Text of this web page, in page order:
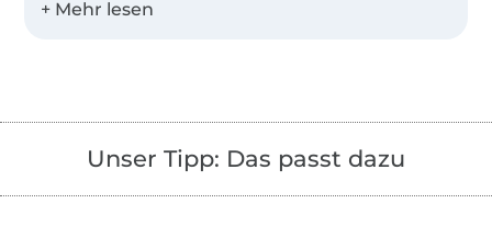
Leidenschaft.
schick.
Unser Tipp: Das passt dazu